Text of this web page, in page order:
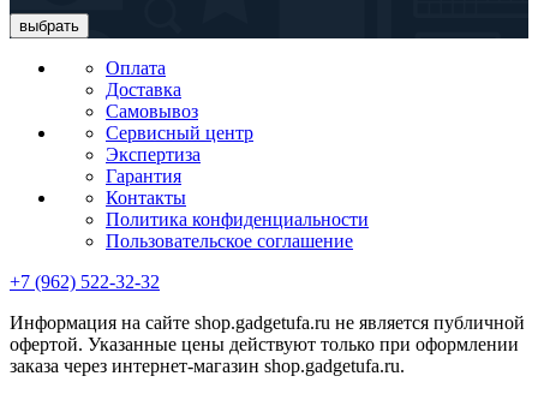
выбрать
Оплата
Доставка
Самовывоз
Сервисный центр
Экспертиза
Гарантия
Контакты
Политика конфиденциальности
Пользовательское соглашение
+7 (962) 522-32-32
Информация на сайте shop.gadgetufa.ru не является публичной
офертой. Указанные цены действуют только при оформлении
заказа через интернет-магазин shop.gadgetufa.ru.